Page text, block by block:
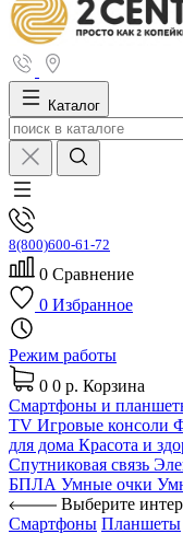
Каталог
8(800)600-61-72
0 Сравнение
0 Избранное
Режим работы
0 0 р. Корзина
Смартфоны и
TV Игровые консоли
для дома Красота и
Спутниковая связь
БПЛА Умные очки
Выберите
Смартфоны Планшеты